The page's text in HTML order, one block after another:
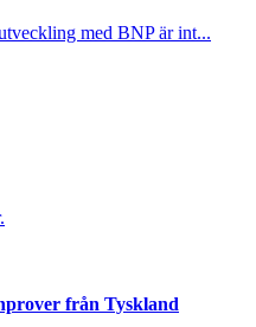
med BNP är int...
från Tyskland